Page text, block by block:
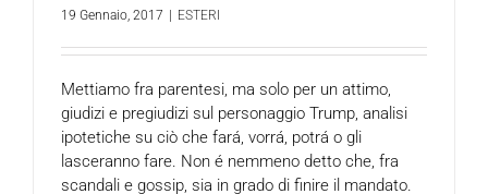
19 Gennaio, 2017 | ESTERI
Mettiamo fra parentesi, ma solo per un attimo,
giudizi e pregiudizi sul personaggio Trump, analisi
ipotetiche su ciò che fará, vorrá, potrá o gli
lasceranno fare. Non é nemmeno detto che, fra
scandali e gossip, sia in grado di finire il mandato.